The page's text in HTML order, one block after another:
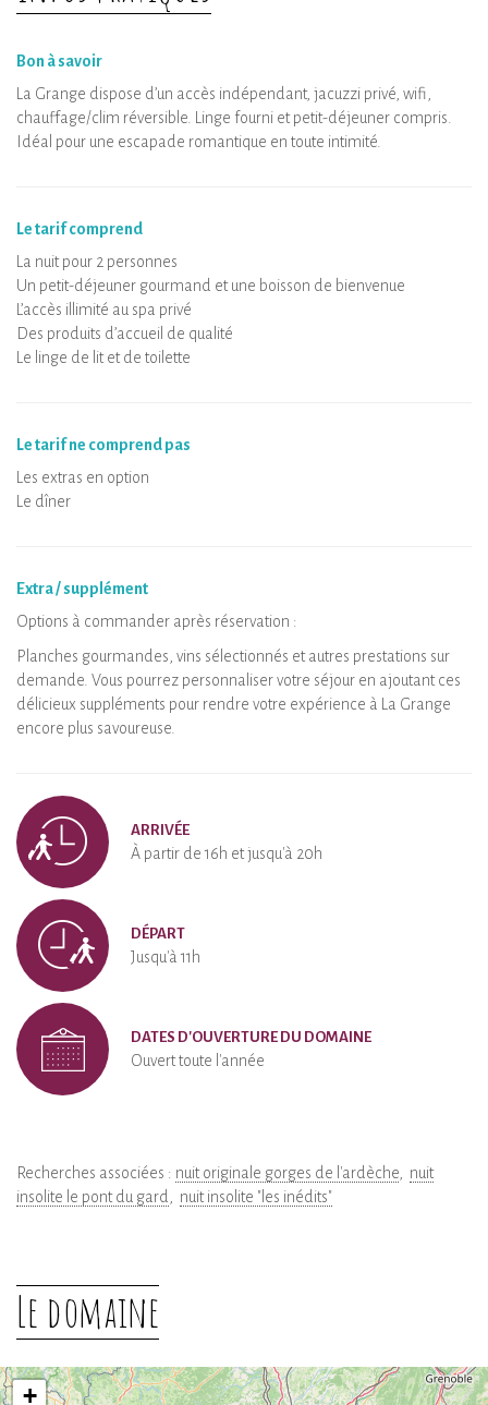
Bon à savoir
La Grange dispose d’un accès indépendant, jacuzzi privé, wifi,
chauffage/clim réversible. Linge fourni et petit-déjeuner compris.
Idéal pour une escapade romantique en toute intimité.
Le tarif comprend
La nuit pour 2 personnes
Un petit-déjeuner gourmand et une boisson de bienvenue
L’accès illimité au spa privé
Des produits d’accueil de qualité
Le linge de lit et de toilette
Le tarif ne comprend pas
Les extras en option
Le dîner
Extra / supplément
Options à commander après réservation :
Planches gourmandes, vins sélectionnés et autres prestations sur
demande. Vous pourrez personnaliser votre séjour en ajoutant ces
délicieux suppléments pour rendre votre expérience à La Grange
encore plus savoureuse.
ARRIVÉE
À partir de 16h et jusqu'à 20h
DÉPART
Jusqu'à 11h
DATES D'OUVERTURE DU DOMAINE
Ouvert toute l'année
Recherches associées : nuit originale gorges de l'ardèche
nuit
insolite le pont du gard
nuit insolite "les inédits"
Le domaine
+